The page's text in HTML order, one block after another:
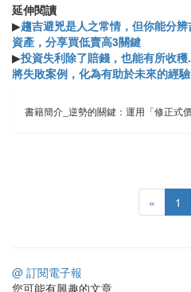
延伸閱讀
▶趨吉避兇是人之常情，但你能分
資產，分享買低賣高3關鍵
▶投資失利除了賠錢，也能有所收
將失敗案例，化為有助於未來的經驗
書籍簡介_逆勢的關鍵：運用「修正式
« 1
@ 訂閱電子報
您可能有興趣的文章